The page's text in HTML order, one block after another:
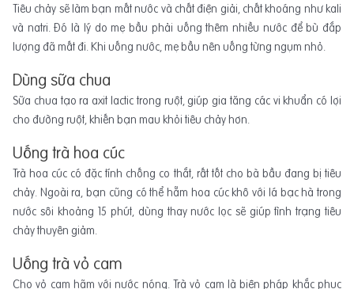
Tiêu chảy sẽ làm bạn mất nước và chất điện giải, chất khoáng như kali
và natri. Đó là lý do mẹ bầu phải uống thêm nhiều nước để bù đắp
lượng đã mất đi. Khi uống nước, mẹ bầu nên uống từng ngụm nhỏ.
Dùng sữa chua
Sữa chua tạo ra axit lactic trong ruột, giúp gia tăng các vi khuẩn có lợi
cho đường ruột, khiến bạn mau khỏi tiêu chảy hơn.
Uống trà hoa cúc
Trà hoa cúc có đặc tính chống co thắt, rất tốt cho bà bầu đang bị tiêu
chảy. Ngoài ra, bạn cũng có thể hẵm hoa cúc khô với lá bạc hà trong
nước sôi khoảng 15 phút, dùng thay nước lọc sẽ giúp tình trạng tiêu
chảy thuyên giảm.
Uống trà vỏ cam
Cho vỏ cam hãm với nước nóng. Trà vỏ cam là biện pháp khắc phục